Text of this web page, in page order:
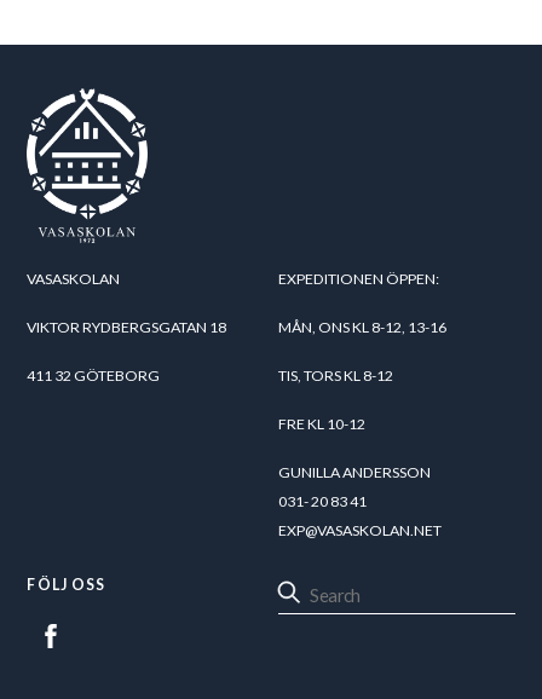
VASASKOLAN
VIKTOR RYDBERGSGATAN 18
411 32 GÖTEBORG
EXPEDITIONEN ÖPPEN:
MÅN, ONS KL 8-12, 13-16
TIS, TORS KL 8-12
FRE KL 10-12
GUNILLA ANDERSSON
031- 20 83 41
EXP@VASASKOLAN.NET
FÖLJ OSS